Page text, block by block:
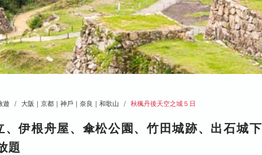
遊 大阪｜京都｜神戶｜奈良｜和歌山 秋楓丹後天空之城５日
伊根舟屋、傘松公園、竹田城跡、出石城下
題